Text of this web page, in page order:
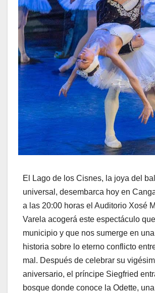
El Lago de los Cisnes, la joya del
universal, desembarca hoy en
a las 20:00 horas el Auditorio Xosé
Varela acogerá este espectáculo
municipio y que nos sumerge en
historia sobre lo eterno conflicto
mal. Después de celebrar su
aniversario, el príncipe Siegfried
bosque donde conoce la Odette,